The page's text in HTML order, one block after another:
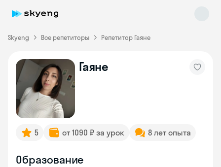
Skyeng Все репетиторы Репетитор Гаяне
Гаяне
5 от 1090 ₽ за урок 8 лет опыта
Образование
Skyeng Chat
online